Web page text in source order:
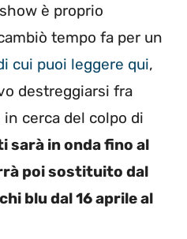
è proprio
tempo fa per un
cui puoi leggere qui,
destreggiarsi fra
cerca del colpo di
sarà in onda fino al
poi sostituito dal
blu dal 16 aprile al